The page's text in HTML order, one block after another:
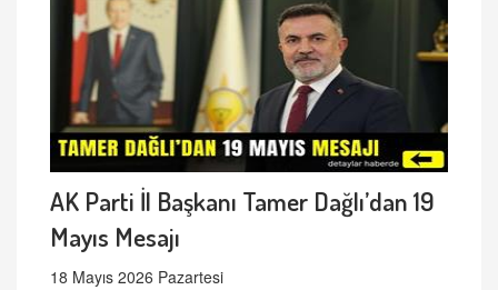
AK Parti İl Başkanı Tamer Dağlı’dan 19
Mayıs Mesajı
18 Mayıs 2026 Pazartesi